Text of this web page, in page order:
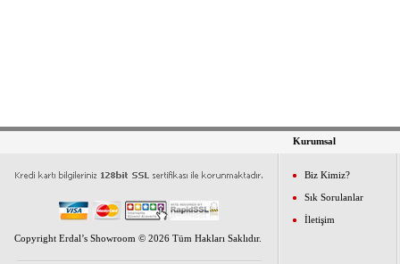
Copyright Erdal’s Showroom © 2026 Tüm Hakları Saklıdır.
Kurumsal
Biz Kimiz?
Sık Sorulanlar
İletişim